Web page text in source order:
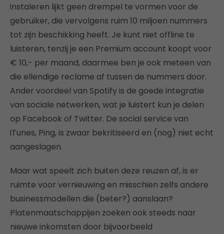
instaleren lijkt geen drempel te vormen voor de
gebruiker, die vervolgens ruim 10 miljoen nummers
tot zijn beschikking heeft. Je kunt niet offline te
luisteren, tenzij je een Premium account koopt voor
€ 10,- per maand, daarmee ben je ook meteen van
die ellendige reclame af tussen de nummers door.
Ander voordeel van Spotify is de goede integratie
van sociale netwerken, wat je luistert kun je delen
op Facebook of Twitter. De social service van
iTunes, Ping, is zwaar bekritiseerd en (nog) niet echt
aangeslagen.
Maar wat speelt zich buiten deze reuzen af, is er
ruimte voor vernieuwing en misschien zelfs andere
businessmodellen die (beter?) aanslaan?
Platenmaatschappijen zoeken ook steeds naar
nieuwe inkomsten door bijvoorbeeld